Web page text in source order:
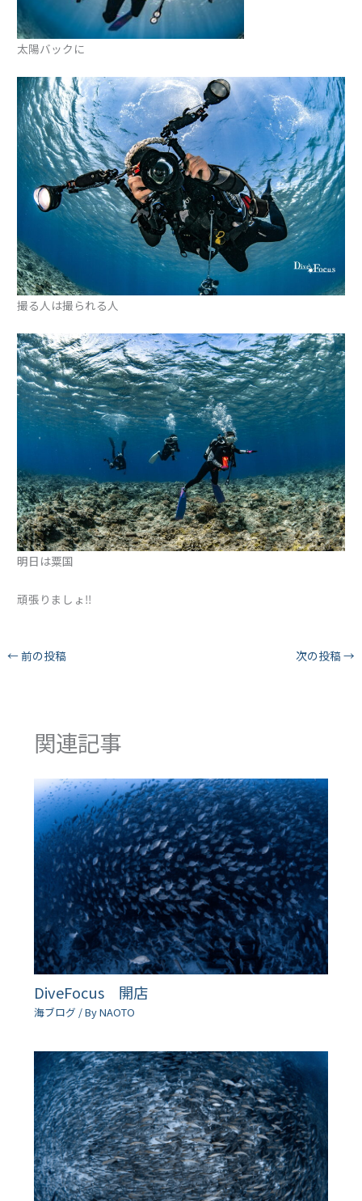
太陽バックに
撮る人は撮られる人
明日は粟国
頑張りましょ‼︎
←前の投稿 次の投稿 →
関連記事
DiveFocus 開店
海ブログ / ByNAOTO